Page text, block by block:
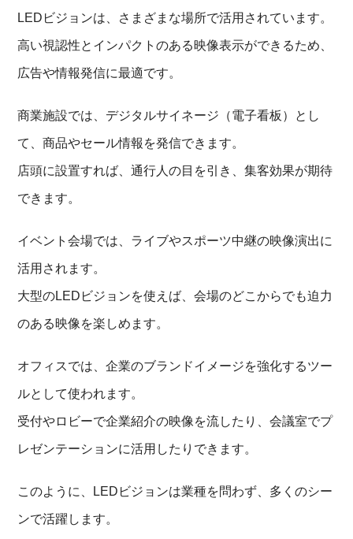
LEDビジョンは、さまざまな場所で活用されています。
高い視認性とインパクトのある映像表示ができるため、
広告や情報発信に最適です。
商業施設では、デジタルサイネージ（電子看板）とし
て、商品やセール情報を発信できます。
店頭に設置すれば、通行人の目を引き、集客効果が期待
できます。
イベント会場では、ライブやスポーツ中継の映像演出に
活用されます。
大型のLEDビジョンを使えば、会場のどこからでも迫力
のある映像を楽しめます。
オフィスでは、企業のブランドイメージを強化するツー
ルとして使われます。
受付やロビーで企業紹介の映像を流したり、会議室でプ
レゼンテーションに活用したりできます。
このように、LEDビジョンは業種を問わず、多くのシー
ンで活躍します。